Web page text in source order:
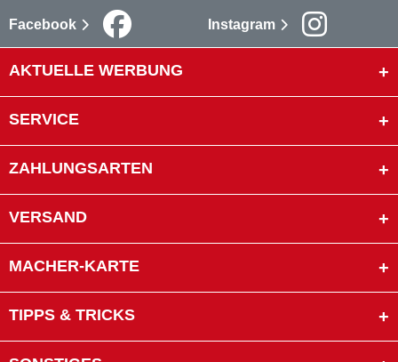
Facebook Instagram
AKTUELLE WERBUNG
SERVICE
ZAHLUNGSARTEN
VERSAND
MACHER-KARTE
TIPPS & TRICKS